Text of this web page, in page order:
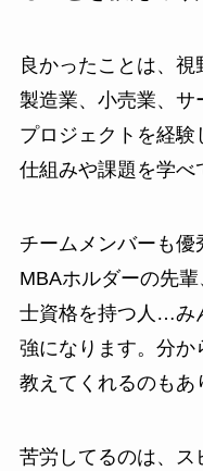
良かったことは、視
製造業、小売業、
プロジェクトを経
仕組みや課題を学べ
チームメンバーも優
MBAホルダーの先
士資格を持つ人…み
強になります。分か
教えてくれるのもあ
苦労してるのは、ス